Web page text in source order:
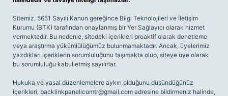
Sitemiz, 5651 Sayılı Kanun gereğince Bilgi Teknolojileri ve İletişim
Kurumu (BTK) tarafından onaylanmış bir Yer Sağlayıcı olarak hizmet
vermektedir. Bu nedenle, sitedeki içerikleri proaktif olarak denetleme
veya araştırma yükümlülüğümüz bulunmamaktadır. Ancak, üyelerimiz
yazdıkları içeriklerin sorumluluğunu taşımakta olup, siteye üye olarak
bu sorumluluğu kabul etmiş sayılırlar.
Hukuka ve yasal düzenlemelere aykırı olduğunu düşündüğünüz
içerikleri, backlinkpanelicomtr@gmail.com adresine bildirmeniz halinde,